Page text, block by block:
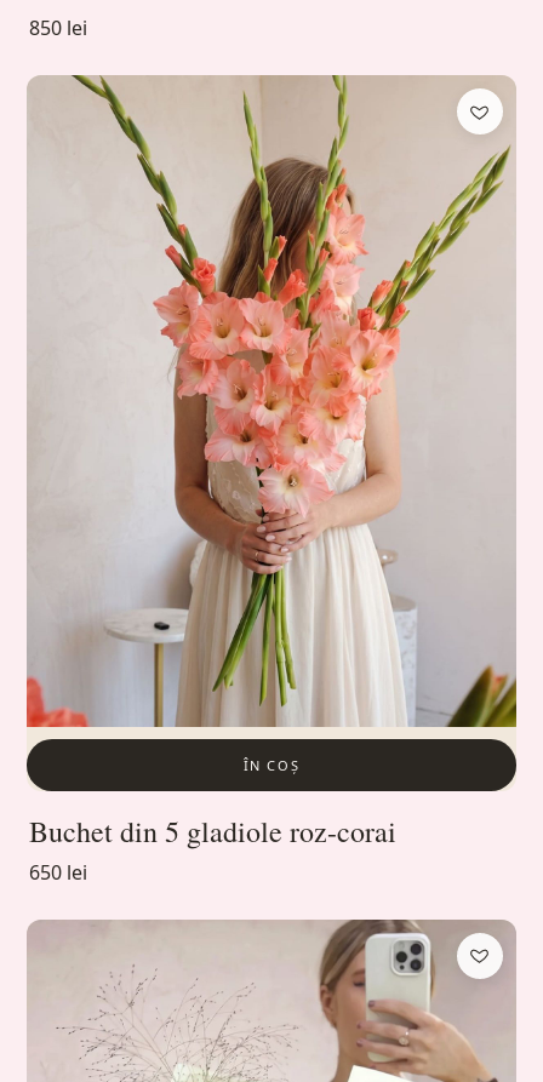
850 lei
ÎN COȘ
Buchet din 5 gladiole roz-corai
650 lei